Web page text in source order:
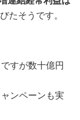
たそうです。
すが数十億円
ンペーンも実